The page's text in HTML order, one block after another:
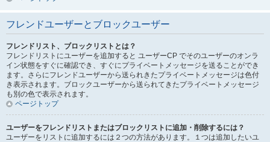
フレンドユーザーとブロックユーザー
フレンドリスト、ブロックリストとは？
フレンドリストにユーザーを追加すると ユーザーCP でそのユーザーのオンラ
イン状態をすぐに確認でき、すぐにプライベートメッセージを送ることができ
ます。さらにフレンドユーザーから送られきたプライベートメッセージは色付
き表示されます。ブロックユーザーから送られてきたプライベートメッセージ
も別の色で表示されます。
ページトップ
ユーザーをフレンドリストまたはブロックリストに追加・削除するには？
ユーザーをリストに追加するには２つの方法があります。１つは追加したいユ